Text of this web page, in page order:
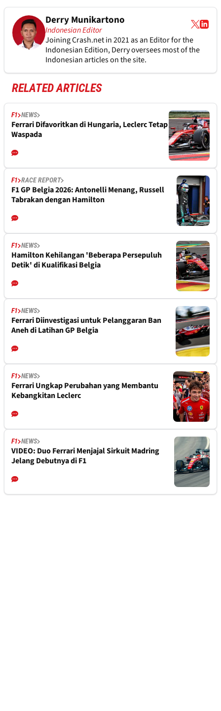
Derry Munikartono
Indonesian Editor
Joining Crash.net in 2021 as an Editor for the
Indonesian Edition, Derry oversees most of the
Indonesian articles on the site.
RELATED ARTICLES
F1 NEWS
Ferrari Difavoritkan di Hungaria, Leclerc Tetap
Waspada
F1 RACE REPORT
F1 GP Belgia 2026: Antonelli Menang, Russell
Tabrakan dengan Hamilton
F1 NEWS
Hamilton Kehilangan 'Beberapa Persepuluh
Detik' di Kualifikasi Belgia
F1 NEWS
Ferrari Diinvestigasi untuk Pelanggaran Ban
Aneh di Latihan GP Belgia
F1 NEWS
Ferrari Ungkap Perubahan yang Membantu
Kebangkitan Leclerc
F1 NEWS
VIDEO: Duo Ferrari Menjajal Sirkuit Madring
Jelang Debutnya di F1